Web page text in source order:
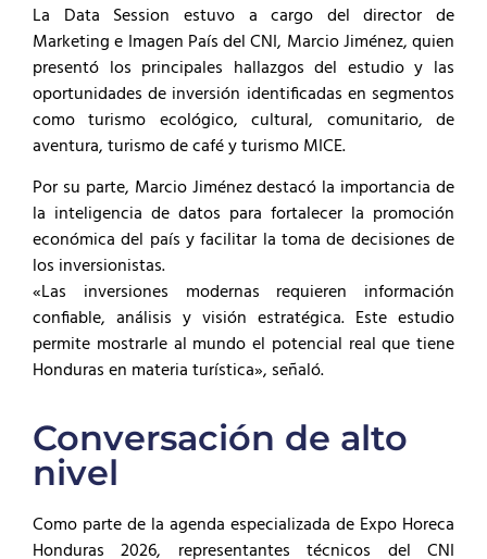
La Data Session estuvo a cargo del director de
Marketing e Imagen País del CNI, Marcio Jiménez, quien
presentó los principales hallazgos del estudio y las
oportunidades de inversión identificadas en segmentos
como turismo ecológico, cultural, comunitario, de
aventura, turismo de café y turismo MICE.
Por su parte, Marcio Jiménez destacó la importancia de
la inteligencia de datos para fortalecer la promoción
económica del país y facilitar la toma de decisiones de
los inversionistas.
«Las inversiones modernas requieren información
confiable, análisis y visión estratégica. Este estudio
permite mostrarle al mundo el potencial real que tiene
Honduras en materia turística», señaló.
Conversación de alto
nivel
Como parte de la agenda especializada de Expo Horeca
Honduras 2026, representantes técnicos del CNI